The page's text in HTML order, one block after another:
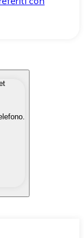
in modo
fiat quando ne
custodial.